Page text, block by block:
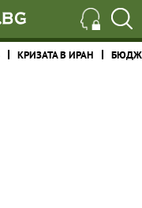
КРИЗАТА В ИРАН